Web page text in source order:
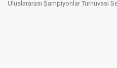
Uluslararası Şampiyonlar Turnuvası